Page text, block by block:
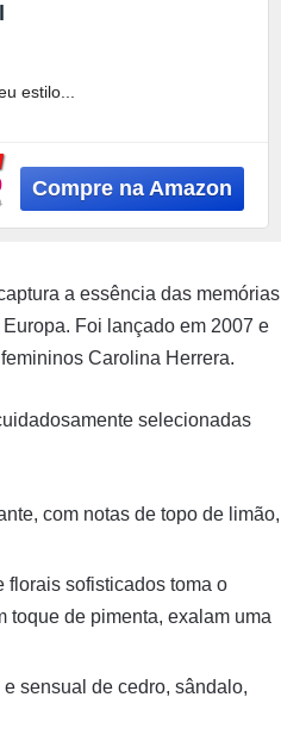
estilo
a essência das memórias
Foi lançado em 2007 e
Carolina Herrera.
selecionadas
com notas de topo de limão,
florais sofisticados toma o
toque de pimenta, exalam uma
sensual de cedro, sândalo,